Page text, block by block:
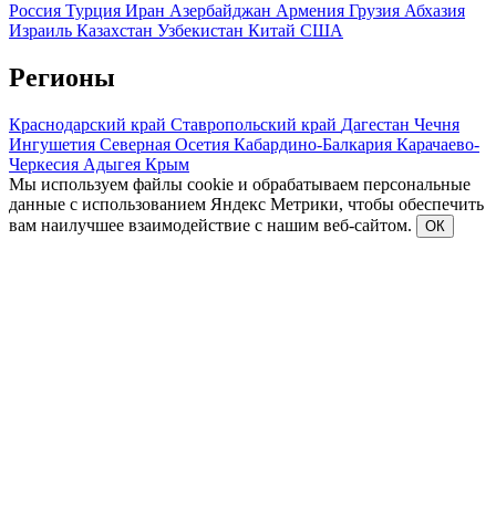
Россия Турция Иран Азербайджан Армения Грузия Абхазия
Израиль Казахстан Узбекистан Китай США
Регионы
Краснодарский край Ставропольский край Дагестан Чечня
Ингушетия Северная Осетия Кабардино-Балкария Карачаево-
Черкесия Адыгея Крым
Мы используем файлы cookie и обрабатываем персональные
данные с использованием Яндекс Метрики, чтобы обеспечить
вам наилучшее взаимодействие с нашим веб-сайтом.
ОК